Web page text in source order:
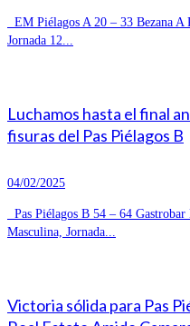
EM Piélagos A 20 – 33 Bezana
Jornada 12...
Luchamos hasta el final
fisuras del Pas Piélagos B
04/02/2025
Pas Piélagos B 54 – 64
Masculina, Jornada...
Victoria sólida para Pas